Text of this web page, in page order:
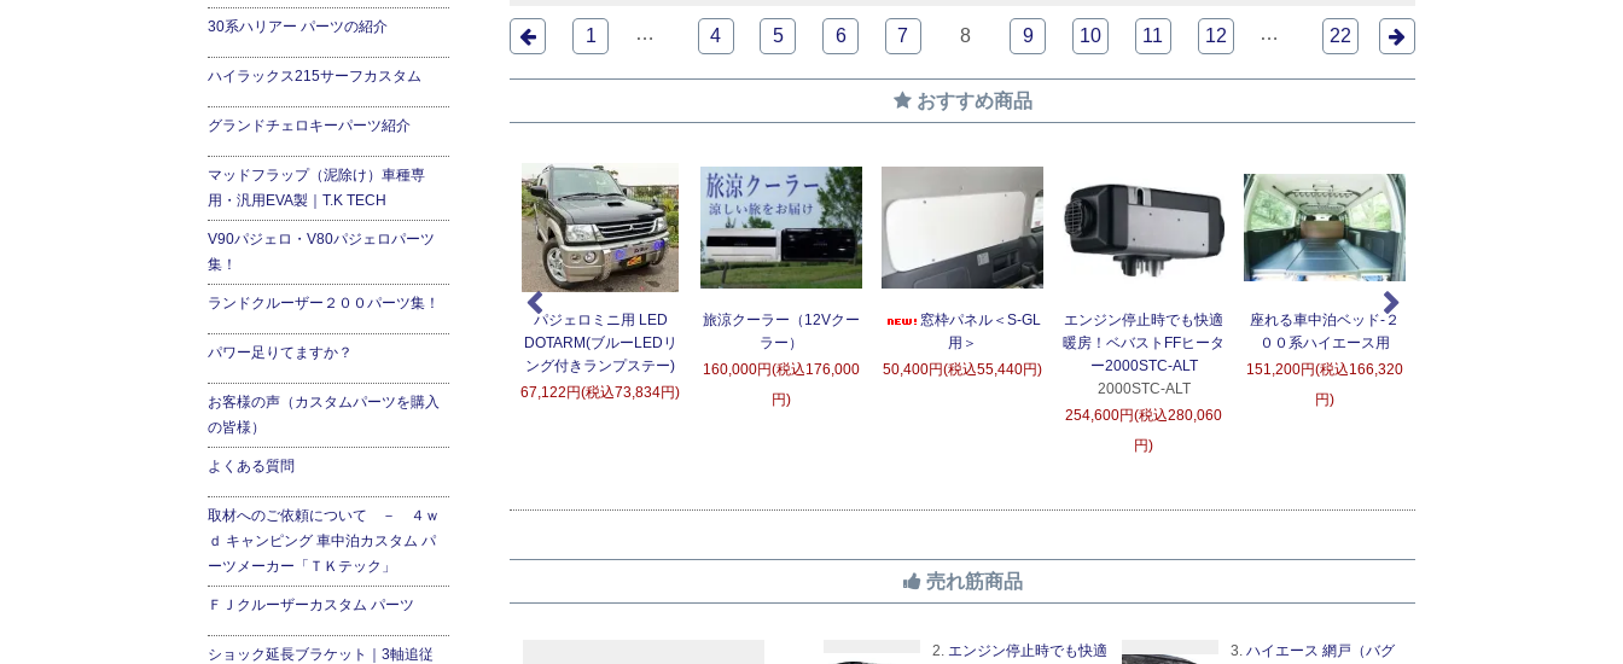
1 … 4 5 6 7 8 9 10 11 12 … 22
おすすめ商品
００系ハイエース用
円)
パジェロミニ用 LED
DOTARM(ブルーLEDリ
ング付きランプステー)
67,122円(税込73,834円)
旅涼クーラー（12Vクー
ラー）
160,000円(税込176,000
円)
窓枠パネル＜S-GL
用＞
50,400円(税込55,440円)
エンジン停止時でも快適
暖房！ベバストFFヒータ
ー2000STC-ALT
2000STC-ALT
254,600円(税込280,060
円)
座れる車中泊ベッド-２
００系ハイエース用
151,200円(税込166,320
円)
売れ筋商品
2.エンジン停止時でも快適
3. ハイエース 網戸（バグ
30系ハリアー パーツの紹介
ハイラックス215サーフカスタム
グランドチェロキーパーツ紹介
マッドフラップ（泥除け）車種専
用・汎用EVA製｜T.K TECH
V90パジェロ・V80パジェロパーツ
集！
ランドクルーザー２００パーツ集！
パワー足りてますか？
お客様の声（カスタムパーツを購入
の皆様）
よくある質問
取材へのご依頼について － ４ｗ
ｄ キャンピング 車中泊カスタム パ
ーツメーカー「ＴＫテック」
ＦＪクルーザーカスタム パーツ
ショック延長ブラケット｜3軸追従